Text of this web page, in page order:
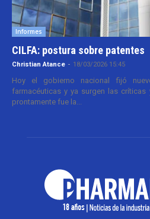
Informes
CILFA: postura sobre patentes
Christian Atance - 18/03/2026 15:45
Hoy el gobierno nacional fijó
farmacéuticas y ya surgen las
prontamente fue la...